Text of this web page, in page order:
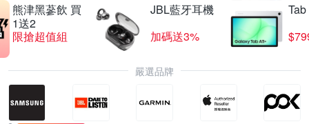
熊津黑蔘飲 買
1送2
限搶超值組
JBL藍牙耳機
加碼送3%
嚴選品牌